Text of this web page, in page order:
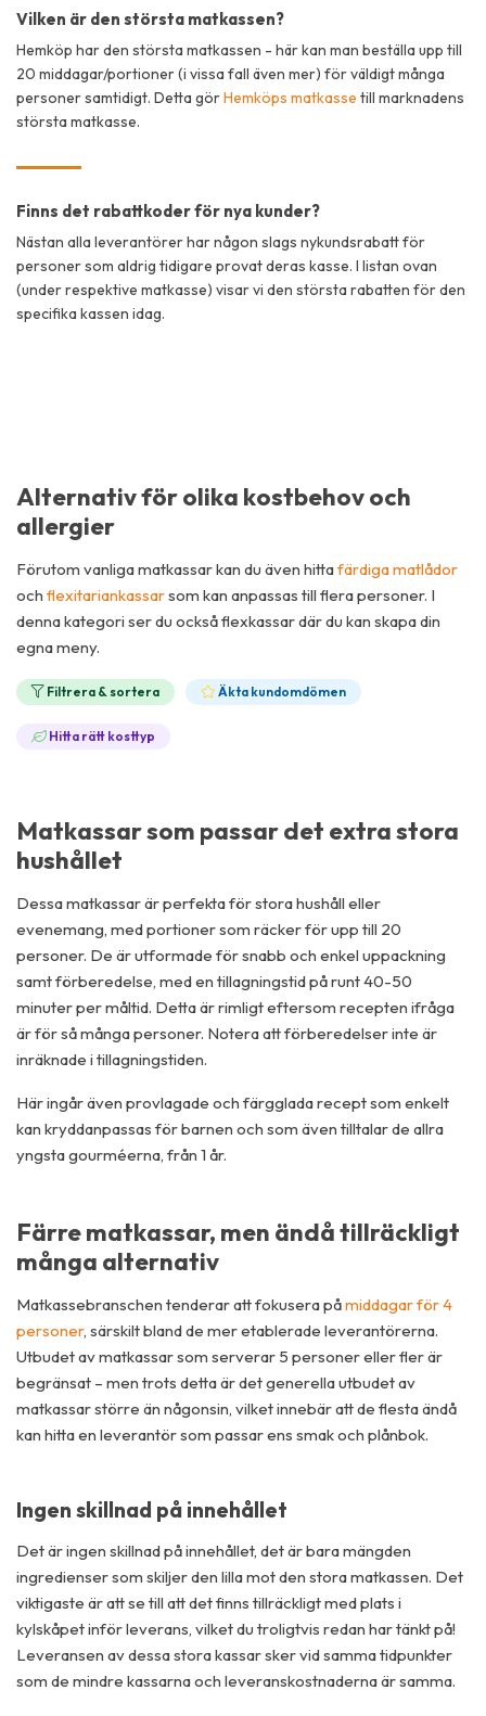
Vilken är den största matkassen?
Hemköp har den största matkassen - här kan man beställa upp till
20 middagar/portioner (i vissa fall även mer) för väldigt många
personer samtidigt. Detta görHemköps matkasse till marknadens
största matkasse.
Finns det rabattkoder för nya kunder?
Nästan alla leverantörer har någon slags nykundsrabatt för
personer som aldrig tidigare provat deras kasse. I listan ovan
(under respektive matkasse) visar vi den största rabatten för den
specifika kassen idag.
Alternativ för olika kostbehov och
allergier
Förutom vanliga matkassar kan du även hittafärdiga matlådor
och flexitariankassarsom kan anpassas till flera personer. I
denna kategori ser du också flexkassar där du kan skapa din
egna meny.
Filtrera & sortera Äkta kundomdömen
Hitta rätt kosttyp
Matkassar som passar det extra stora
hushållet
Dessa matkassar är perfekta för stora hushåll eller
evenemang, med portioner som räcker för upp till 20
personer. De är utformade för snabb och enkel uppackning
samt förberedelse, med en tillagningstid på runt 40-50
minuter per måltid. Detta är rimligt eftersom recepten ifråga
är för så många personer. Notera att förberedelser inte är
inräknade i tillagningstiden.
Här ingår även provlagade och färgglada recept som enkelt
kan kryddanpassas för barnen och som även tilltalar de allra
yngsta gourméerna, från 1 år.
Färre matkassar, men ändå tillräckligt
många alternativ
Matkassebranschen tenderar att fokusera påmiddagar för 4
personer, särskilt bland de mer etablerade leverantörerna.
Utbudet av matkassar som serverar 5 personer eller fler är
begränsat – men trots detta är det generella utbudet av
matkassar större än någonsin, vilket innebär att de flesta ändå
kan hitta en leverantör som passar ens smak och plånbok.
Ingen skillnad på innehållet
Det är ingen skillnad på innehållet, det är bara mängden
ingredienser som skiljer den lilla mot den stora matkassen. Det
viktigaste är att se till att det finns tillräckligt med plats i
kylskåpet inför leverans, vilket du troligtvis redan har tänkt på!
Leveransen av dessa stora kassar sker vid samma tidpunkter
som de mindre kassarna och leveranskostnaderna är samma.